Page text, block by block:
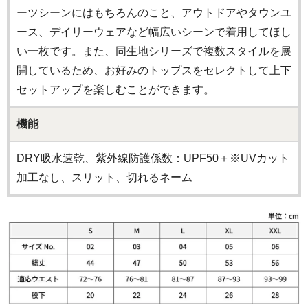
ーツシーンにはもちろんのこと、アウトドアやタウンユ
ース、デイリーウェアなど幅広いシーンで着用してほし
い一枚です。また、同生地シリーズで複数スタイルを展
開しているため、お好みのトップスをセレクトして上下
セットアップを楽しむことができます。
機能
DRY吸水速乾、紫外線防護係数：UPF50＋※UVカット
加工なし、スリット、切れるネーム